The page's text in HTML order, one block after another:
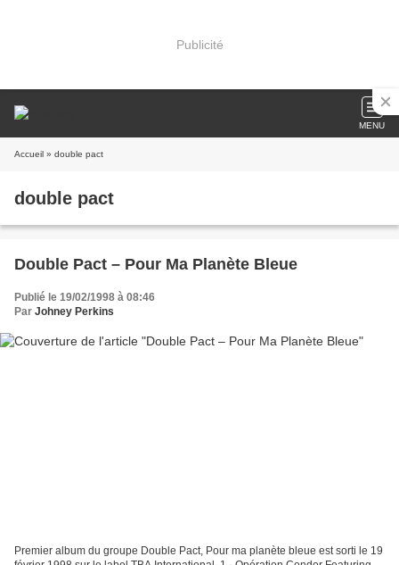
Publicité
MENU
Accueil » double pact
double pact
Double Pact – Pour Ma Planète Bleue
Publié le 19/02/1998 à 08:46
Par Johney Perkins
Premier album du groupe Double Pact, Pour ma planète bleue est sorti le 19